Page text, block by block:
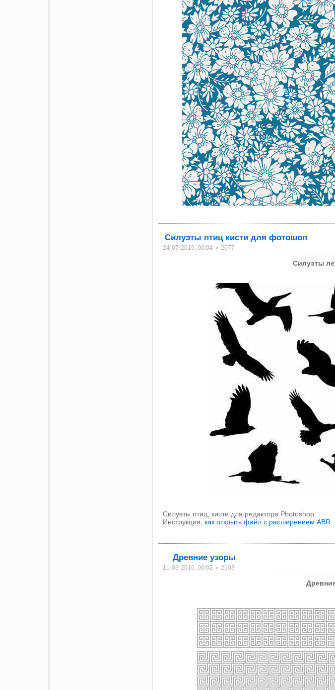
Силуэты птиц кисти для фотошоп
24-07-2019, 00:04 ⚬ 2077
Силуэты
Cилуэты птиц, кисти для редактора Photoshop.
Инструкция, как открыть файл с расширением ABR
Древние узоры
11-03-2016, 00:02 ⚬ 2103